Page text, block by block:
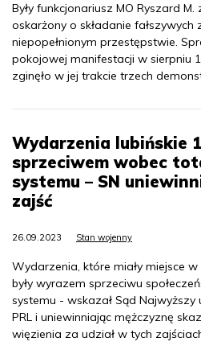
Były funkcjonariusz MO Ryszard
oskarżony o składanie
niepopełnionym przestępstwie.
pokojowej manifestacji w sierpniu
zginęło w jej trakcie trzech
Wydarzenia lubińskie
sprzeciwem wobec
systemu – SN
zajść
26.09.2023 Stan wojenny
Wydarzenia, które miały miejsce w
były wyrazem sprzeciwu
systemu - wskazał Sąd
PRL i uniewinniając mężczyznę
więzienia za udział w tych